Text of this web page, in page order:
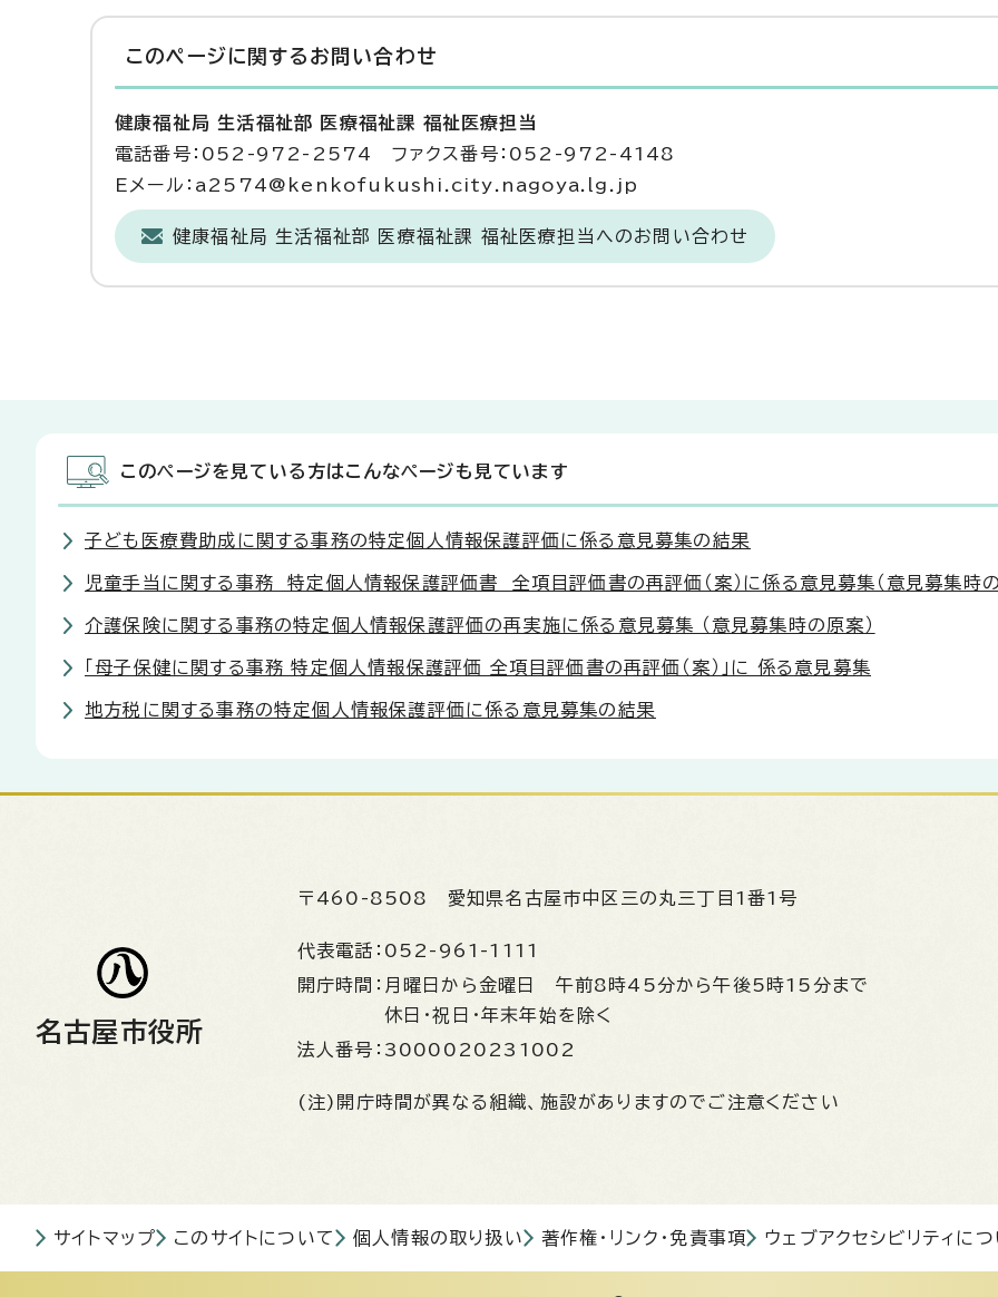
このページに関する お問い合わせ
健康福祉局 生活福祉部 医療福祉課 福祉医療担当
電話番号：052-972-2574 ファクス番号：052-972-4148
Eメール：a2574@kenkofukushi.city.nagoya.lg.jp
健康福祉局 生活福祉部 医療福祉課 福祉医療担当へのお問い合わせ
このページを見ている方はこんなページも見ています
子ども医療費助成に関する事務の特定個人情報保護評価に係る意見募集の結果
児童手当に関する事務 特定個人情報保護評価書 全項目評価書の再評価（案）に係る意見募集（意見募集時の
介護保険に関する事務の特定個人情報保護評価の再実施に係る意見募集 （意見募集時の原案）
「母子保健に関する事務 特定個人情報保護評価 全項目評価書の再評価（案）」に 係る意見募集
地方税に関する事務の特定個人情報保護評価に係る意見募集の結果
名古屋市役所
〒460-8508 愛知県名古屋市中区三の丸三丁目1番1号
代表電話： 052-961-1111
開庁時間： 月曜日から金曜日 午前8時45分から午後5時15分まで
休日・祝日・年末年始を除く
法人番号： 3000020231002
(注)開庁時間が異なる組織、施設がありますのでご注意ください
サイトマップ このサイトについて 個人情報の取り扱い 著作権・リンク・免責事項 ウェブアクセシビリティに